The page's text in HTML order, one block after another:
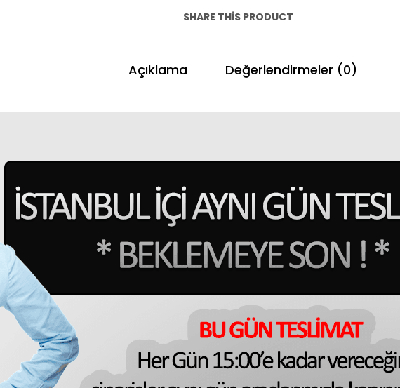
SHARE THIS PRODUCT
Açıklama Değerlendirmeler (0)